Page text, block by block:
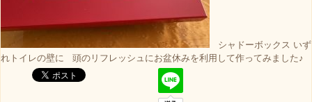
シャドーボックス いず
れトイレの壁に 頭のリフレッシュにお盆休みを利用して作ってみました♪